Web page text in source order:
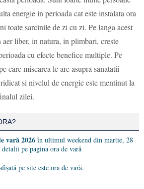
energie in perioada cat este instalata ora
toate sarcinile de zi cu zi. Pe langa acest
liber, in natura, in plimbari, creste
cu efecte benefice multiple. Pe
care miscarea le are asupra sanatatii
si nivelul de energie este mentinut la
zilei.
vară 2026 în ultimul weekend din martie, 28
pe pagina ora de vară
pe site este ora de vară.